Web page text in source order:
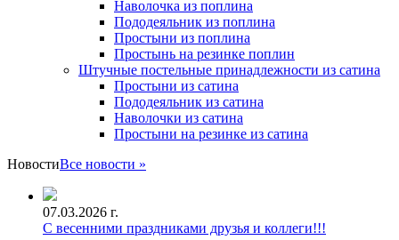
Наволочка из поплина
Пододеяльник из поплина
Простыни из поплина
Простынь на резинке поплин
Штучные постельные принадлежности из сатина
Простыни из сатина
Пододеяльник из сатина
Наволочки из сатина
Простыни на резинке из сатина
НовостиВсе новости »
07.03.2026 г.
С весенними праздниками друзья и коллеги!!!